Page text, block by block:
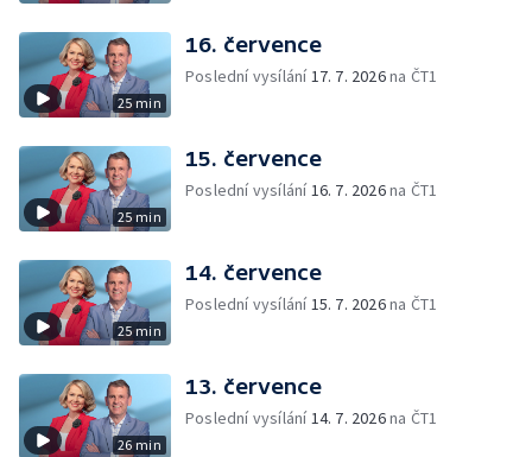
25 min
16. července
Poslední vysílání17. 7. 2026na ČT1
25 min
15. července
Poslední vysílání16. 7. 2026na ČT1
25 min
14. července
Poslední vysílání15. 7. 2026na ČT1
26 min
13. července
Poslední vysílání14. 7. 2026na ČT1